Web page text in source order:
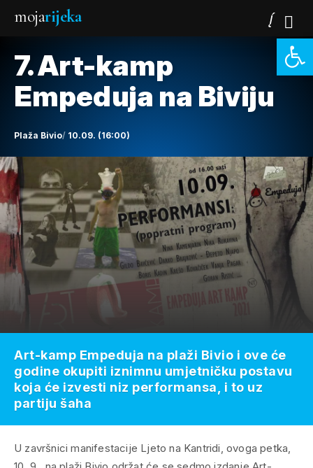
mojarijeka
7. Art-kamp
Empeduja na Biviju
Plaža Bivio 10.09. (16:00)
U završnici manifestacije Ljeto na Kantridi, ovoga petka,
Art-kamp Empeduja na plaži Bivio i ove će
godine okupiti iznimnu umjetničku postavu
koja će izvesti niz performansa, i to uz
partiju šaha